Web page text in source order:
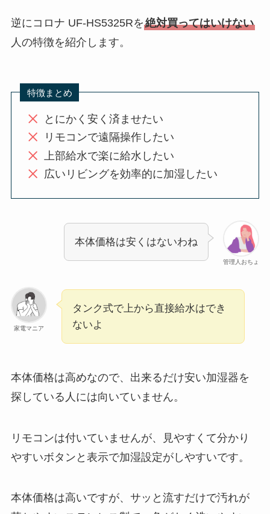
逆にコロナ UF-HS5325Rを絶対買ってはいけない
人の特徴を紹介します。
特徴まとめ
とにかく安く済ませたい
リモコンで遠隔操作したい
上部給水で楽に給水したい
広いリビングを効率的に加湿したい
管理人おちょ
本体価格は安くはないわね
家電マニア
タンク式で上から直接給水はでき
ないよ
本体価格は高めなので、出来るだけ安い加湿器を
探している人には向いていません。
リモコンは付いていませんが、見やすくて分かり
やすいボタンと表示で加湿設定がしやすいです。
本体価格は高いですが、サッと流すだけで汚れが